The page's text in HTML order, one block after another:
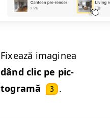
Fix­ează imag­inea
dând clic pe pic­
togramă
3 .